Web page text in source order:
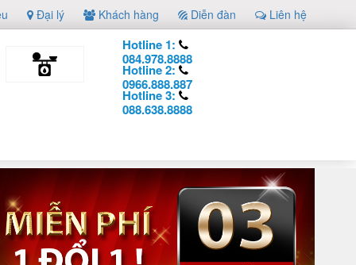
Liên hệ
Diễn đàn
Khách hàng
Đại lý
Hotline 1:
084.978.8888
Hotline 2:
0966.888.887
Hotline 3:
088.638.8888